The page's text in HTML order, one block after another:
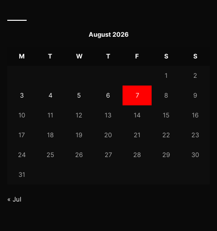
August 2026
M T W T F S S
1 2
3 4 5 6 7 8 9
10 11 12 13 14 15 16
17 18 19 20 21 22 23
24 25 26 27 28 29 30
31
« Jul